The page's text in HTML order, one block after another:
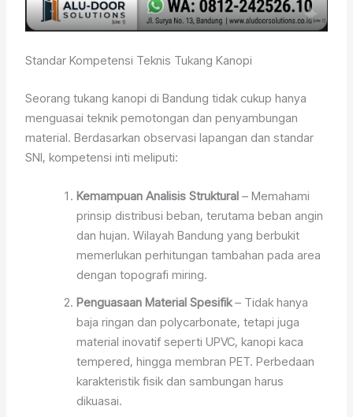
Standar Kompetensi Teknis Tukang Kanopi
Seorang tukang kanopi di Bandung tidak cukup hanya
menguasai teknik pemotongan dan penyambungan
material. Berdasarkan observasi lapangan dan standar
SNI, kompetensi inti meliputi:
Kemampuan Analisis Struktural – Memahami
prinsip distribusi beban, terutama beban angin
dan hujan. Wilayah Bandung yang berbukit
memerlukan perhitungan tambahan pada area
dengan topografi miring.
Penguasaan Material Spesifik– Tidak hanya
baja ringan dan polycarbonate, tetapi juga
material inovatif seperti UPVC, kanopi kaca
tempered, hingga membran PET. Perbedaan
karakteristik fisik dan sambungan harus
dikuasai.